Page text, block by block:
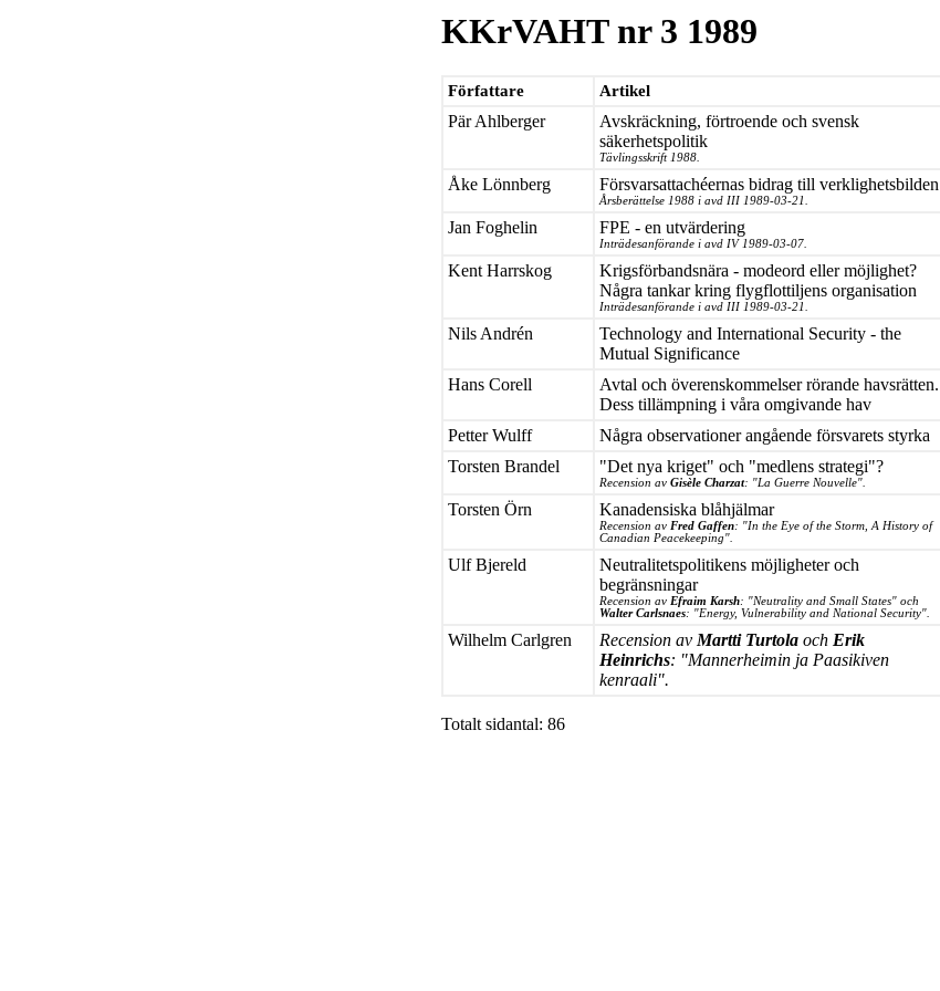
KKrVAHT nr 3 1989
Författare Artikel
Pär Ahlberger
Avskräckning, förtroende och svensk
säkerhetspolitik
Tävlingsskrift 1988.
Åke Lönnberg Försvarsattachéernas bidrag till verklighetsbilden
Årsberättelse 1988 i avd III 1989-03-21.
Jan Foghelin FPE - en utvärdering
Inträdesanförande i avd IV 1989-03-07.
Kent Harrskog
Krigsförbandsnära - modeord eller möjlighet?
Några tankar kring flygflottiljens organisation
Inträdesanförande i avd III 1989-03-21.
Nils Andrén
Technology and International Security - the
Mutual Significance
Hans Corell
Avtal och överenskommelser rörande havsrätten.
Dess tillämpning i våra omgivande hav
Petter Wulff Några observationer angående försvarets styrka
Torsten Brandel
"Det nya kriget" och "medlens strategi"?
Recension av Gisèle Charzat: "La Guerre Nouvelle".
Torsten Örn Kanadensiska blåhjälmar
Recension av Fred Gaffen: "In the Eye of the Storm, A History of
Canadian Peacekeeping".
Ulf Bjereld
Neutralitetspolitikens möjligheter och
begränsningar
Recension av Efraim Karsh: "Neutrality and Small States" och
Walter Carlsnaes: "Energy, Vulnerability and National Security".
Wilhelm Carlgren Recension avMartti Turtola och Erik
Heinrichs: "Mannerheimin ja Paasikiven
kenraali".
Totalt sidantal: 86